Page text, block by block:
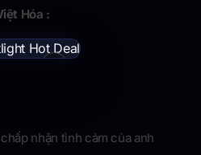
Hóa :
nhận tình cảm của anh
×